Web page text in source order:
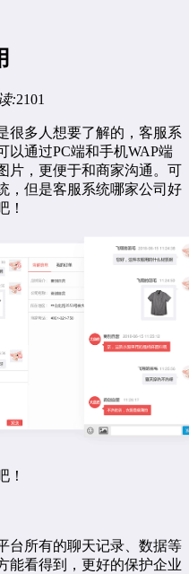
:2101
很多人想要了解的，客服系
以通过PC端和手机WAP端
片，更便于和商家沟通。可
，但是客服系统哪家公司好
！
所有的聊天记录、数据等
能看得到，更好的保护企业